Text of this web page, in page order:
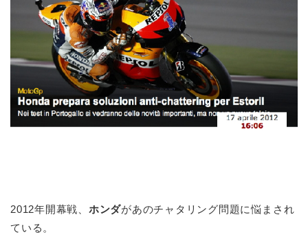
2012年開幕戦、 ホンダがあのチャタリング問題に悩まされ
ている。